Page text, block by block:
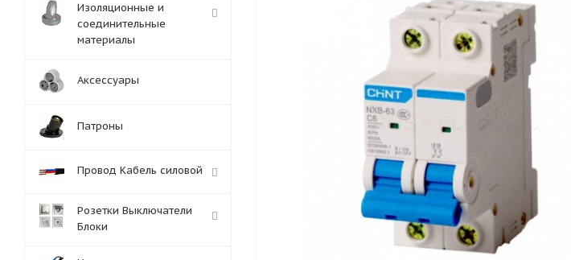
Изоляционные и
соединительные
материалы
Аксессуары
Патроны
Провод Кабель силовой
Розетки Выключатели
Блоки